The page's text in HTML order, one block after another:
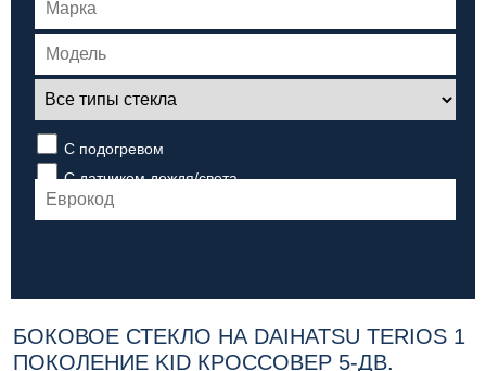
С подогревом
С датчиком дождя/света
БОКОВОЕ СТЕКЛО НА DAIHATSU TERIOS 1
ПОКОЛЕНИЕ KID КРОССОВЕР 5-ДВ.